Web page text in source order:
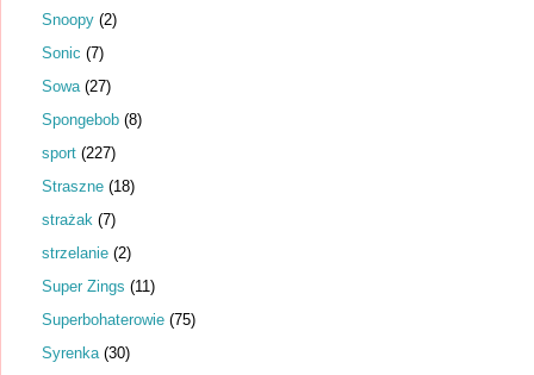
Snoopy (2)
Sonic (7)
Sowa (27)
Spongebob (8)
sport (227)
Straszne (18)
strażak (7)
strzelanie (2)
Super Zings (11)
Superbohaterowie (75)
Syrenka (30)